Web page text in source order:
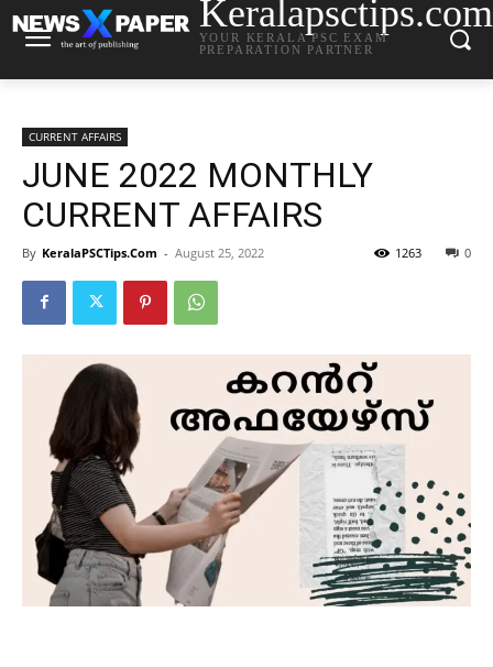
Keralapsctips.com
YOUR KERALA PSC EXAM
PREPARATION PARTNER
CURRENT AFFAIRS
JUNE 2022 MONTHLY
CURRENT AFFAIRS
By KeralaPSCTips.Com - August 25, 2022 0
1263